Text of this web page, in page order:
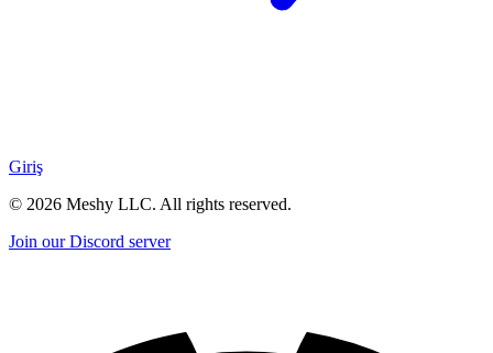
Giriş
© 2026 Meshy LLC. All rights reserved.
Join our Discord server